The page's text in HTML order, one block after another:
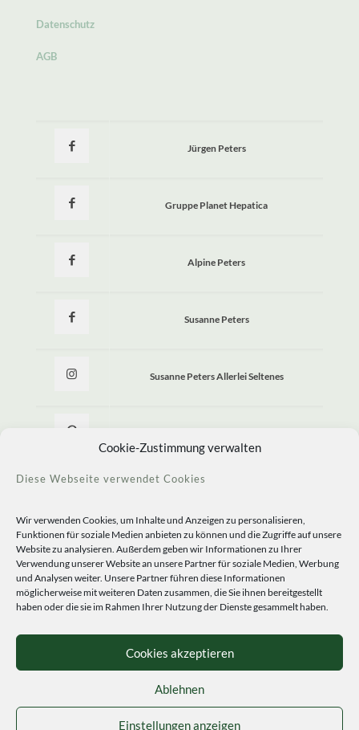
Cookie-Zustimmung verwalten
Diese Webseite verwendet Cookies
Wir verwenden Cookies, um Inhalte und Anzeigen zu personalisieren,
Funktionen für soziale Medien anbieten zu können und die Zugriffe auf unsere
Website zu analysieren. Außerdem geben wir Informationen zu Ihrer
Verwendung unserer Website an unsere Partner für soziale Medien, Werbung
und Analysen weiter. Unsere Partner führen diese Informationen
möglicherweise mit weiteren Daten zusammen, die Sie ihnen bereitgestellt
haben oder die sie im Rahmen Ihrer Nutzung der Dienste gesammelt haben.
Cookies akzeptieren
Ablehnen
Einstellungen anzeigen
Datenschutz
AGB
Jürgen Peters
Gruppe Planet Hepatica
Alpine Peters
Susanne Peters
Susanne Peters Allerlei Seltenes
© 2020 Staudengärtnerei Peters. All Rights Reserved.